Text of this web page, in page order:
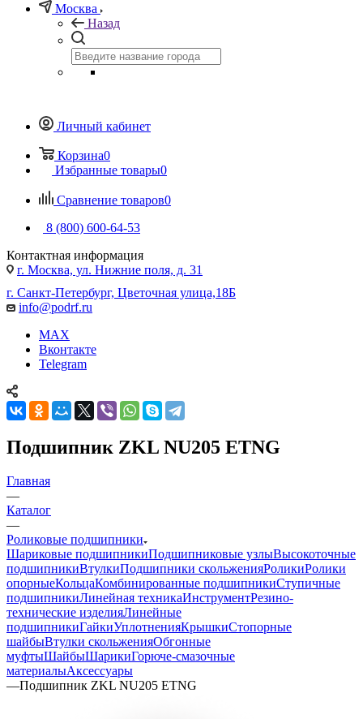
Москва
Назад
Личный кабинет
Корзина0
Избранные товары0
Сравнение товаров0
8 (800) 600-64-53
Контактная информация
г. Москва, ул. Нижние поля, д. 31
г. Санкт-Петербург, Цветочная улица,18Б
info@podrf.ru
MAX
Вконтакте
Telegram
Подшипник ZKL NU205 ETNG
Главная
—
Каталог
—
Роликовые подшипники
Шариковые подшипникиПодшипниковые узлыВысокоточные
подшипникиВтулкиПодшипники скольженияРоликиРолики
опорныеКольцаКомбинированные подшипникиСтупичные
подшипникиЛинейная техникаИнструментРезино-
технические изделияЛинейные
подшипникиГайкиУплотненияКрышкиСтопорные
шайбыВтулки скольженияОбгонные
муфтыШайбыШарикиГорюче-смазочные
материалыАксессуары
—Подшипник ZKL NU205 ETNG